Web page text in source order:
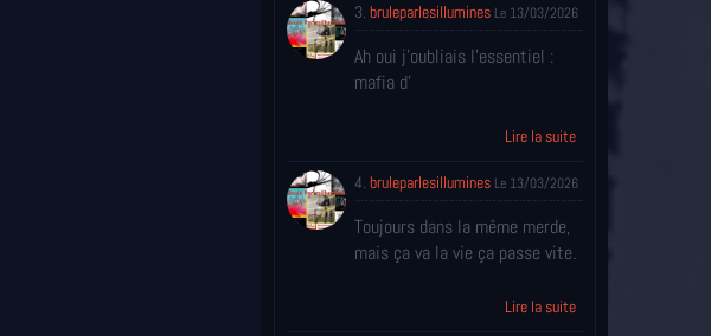
3. bruleparlesillumines Le 13/03/2026
Ah oui j'oubliais l'essentiel :
mafia d'
Lire la suite
4. bruleparlesillumines Le 13/03/2026
Toujours dans la même merde,
mais ça va la vie ça passe vite.
Lire la suite